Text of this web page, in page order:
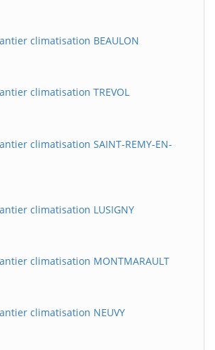
climatisation BEAULON
climatisation TREVOL
climatisation SAINT-REMY-EN-
climatisation LUSIGNY
climatisation MONTMARAULT
climatisation NEUVY